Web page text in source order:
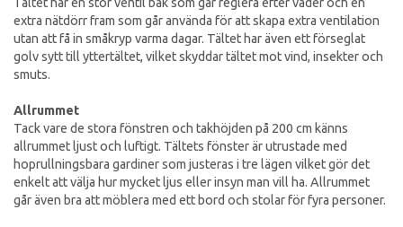
extra nätdörr fram som går använda för att skapa extra ventilation
utan att få in småkryp varma dagar. Tältet har även ett förseglat
golv sytt till yttertältet, vilket skyddar tältet mot vind, insekter och
smuts.
Allrummet
Tack vare de stora fönstren och takhöjden på 200 cm känns
allrummet ljust och luftigt. Tältets fönster är utrustade med
hoprullningsbara gardiner som justeras i tre lägen vilket gör det
enkelt att välja hur mycket ljus eller insyn man vill ha. Allrummet
går även bra att möblera med ett bord och stolar för fyra personer.